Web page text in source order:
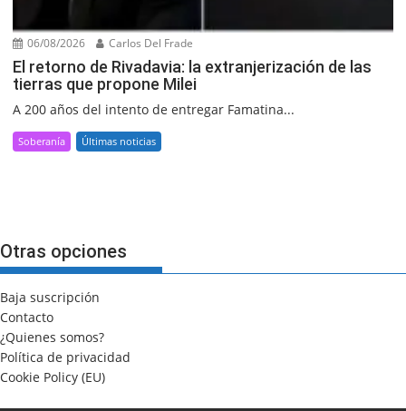
06/08/2026 Carlos Del Frade
El retorno de Rivadavia: la extranjerización de las
tierras que propone Milei
A 200 años del intento de entregar Famatina...
Soberanía Últimas noticias
Otras opciones
Baja suscripción
Contacto
¿Quienes somos?
Política de privacidad
Cookie Policy (EU)